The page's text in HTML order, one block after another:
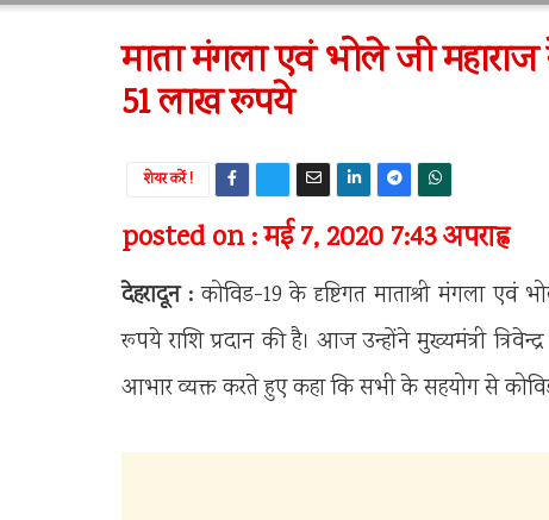
माता मंगला एवं भोले जी महाराज
51 लाख रूपये
शेयर करें !
posted on : मई 7, 2020 7:43 अपराह्न
देहरादून :कोविड-19 के दृष्टिगत माताश्री मंगला एवं
रूपये राशि प्रदान की है। आज उन्होंने मुख्यमंत्री
आभार व्यक्त करते हुए कहा कि सभी के सहयोग से